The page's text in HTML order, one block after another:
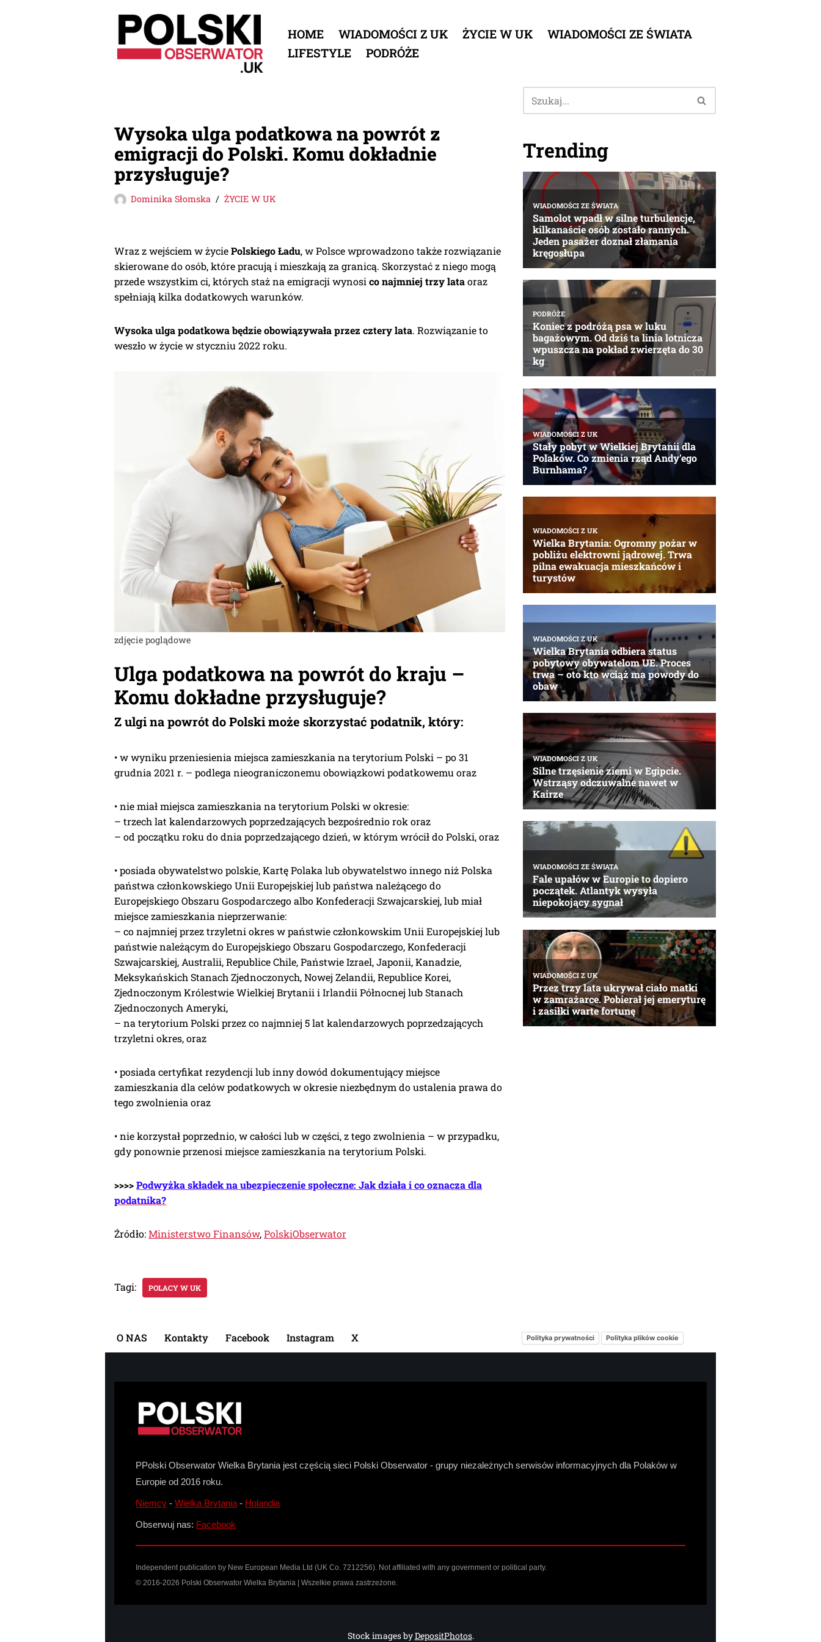
Przejdź
do
HOME WIADOMOŚCI Z UK ŻYCIE W UK
WIADOMOŚCI ZE ŚWIATA
LIFESTYLE
PODRÓŻE
Wysoka ulga podatkowa na powrót z
emigracji do Polski. Komu dokładnie
przysługuje?
Dominika Słomska ŻYCIE W UK
Wraz z wejściem w życiePolskiego Ładu, w Polsce wprowadzono także rozwiązanie
skierowane do osób, które pracują i mieszkają za granicą. Skorzystać z niego mogą
przede wszystkim ci, których staż na emigracji wynosico najmniej trzy lataoraz
spełniają kilka dodatkowych warunków.
Wysoka ulga podatkowa będzie obowiązywała przez cztery lata. Rozwiązanie to
weszło w życie w styczniu 2022 roku.
zdjęcie poglądowe
Ulga podatkowa na powrót do kraju –
Komu dokładne przysługuje?
Z ulgi na powrót do Polski może skorzystać podatnik, który:
• w wyniku przeniesienia miejsca zamieszkania na terytorium Polski – po 31
grudnia 2021 r. – podlega nieograniczonemu obowiązkowi podatkowemu oraz
• nie miał miejsca zamieszkania na terytorium Polski w okresie:
– trzech lat kalendarzowych poprzedzających bezpośrednio rok oraz
– od początku roku do dnia poprzedzającego dzień, w którym wrócił do Polski, oraz
• posiada obywatelstwo polskie, Kartę Polaka lub obywatelstwo innego niż Polska
państwa członkowskiego Unii Europejskiej lub państwa należącego do
Europejskiego Obszaru Gospodarczego albo Konfederacji Szwajcarskiej, lub miał
miejsce zamieszkania nieprzerwanie:
– co najmniej przez trzyletni okres w państwie członkowskim Unii Europejskiej lub
państwie należącym do Europejskiego Obszaru Gospodarczego, Konfederacji
Szwajcarskiej, Australii, Republice Chile, Państwie Izrael, Japonii, Kanadzie,
Meksykańskich Stanach Zjednoczonych, Nowej Zelandii, Republice Korei,
Zjednoczonym Królestwie Wielkiej Brytanii i Irlandii Północnej lub Stanach
Zjednoczonych Ameryki,
– na terytorium Polski przez co najmniej 5 lat kalendarzowych poprzedzających
trzyletni okres, oraz
• posiada certyfikat rezydencji lub inny dowód dokumentujący miejsce
zamieszkania dla celów podatkowych w okresie niezbędnym do ustalenia prawa do
tego zwolnienia oraz
• nie korzystał poprzednio, w całości lub w części, z tego zwolnienia – w przypadku,
gdy ponownie przenosi miejsce zamieszkania na terytorium Polski.
>>>>Podwyżka składek na ubezpieczenie społeczne: Jak działa i co oznacza dla
podatnika?
Źródło:Ministerstwo Finansów,PolskiObserwator
Tagi: POLACY W UK
Trending
O NAS Kontakty Facebook Instagram X Polityka prywatności Polityka plików cookie
PPolski Obserwator Wielka Brytania jest częścią sieci Polski Obserwator - grupy niezależnych serwisów informacyjnych dla Polaków w
Europie od 2016 roku.
Niemcy - Wielka Brytania - Holandia
Obserwuj nas: Facebook
Independent publication by New European Media Ltd (UK Co. 7212256). Not affiliated with any government or political party.
© 2016-2026 Polski Obserwator Wielka Brytania | Wszelkie prawa zastrzeżone.
Stock images byDepositPhotos.